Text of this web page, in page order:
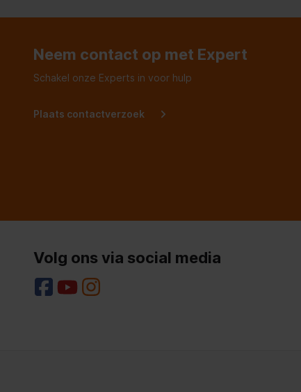
voor deze jongeman.
Neem contact op met Expert
Schakel onze Experts in voor hulp
Plaats contactverzoek
Volg ons via social media